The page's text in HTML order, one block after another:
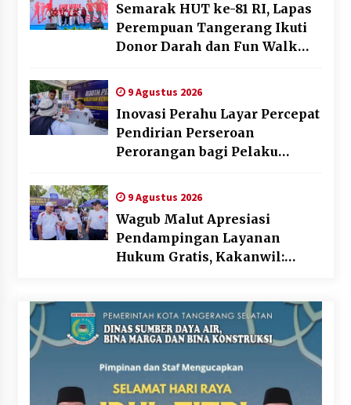
Semarak HUT ke-81 RI, Lapas
Perempuan Tangerang Ikuti
Donor Darah dan Fun Walk
Pemasyarakatan
9 Agustus 2026
Inovasi Perahu Layar Percepat
Pendirian Perseroan
Perorangan bagi Pelaku
9 Agustus 2026
Wagub Malut Apresiasi
Pendampingan Layanan
Hukum Gratis, Kakanwil: